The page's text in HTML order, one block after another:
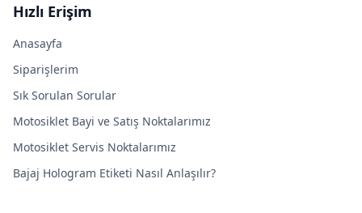
Hızlı Erişim
Anasayfa
Siparişlerim
Sık Sorulan Sorular
Motosiklet Bayi ve Satış Noktalarımız
Motosiklet Servis Noktalarımız
Bajaj Hologram Etiketi Nasıl Anlaşılır?